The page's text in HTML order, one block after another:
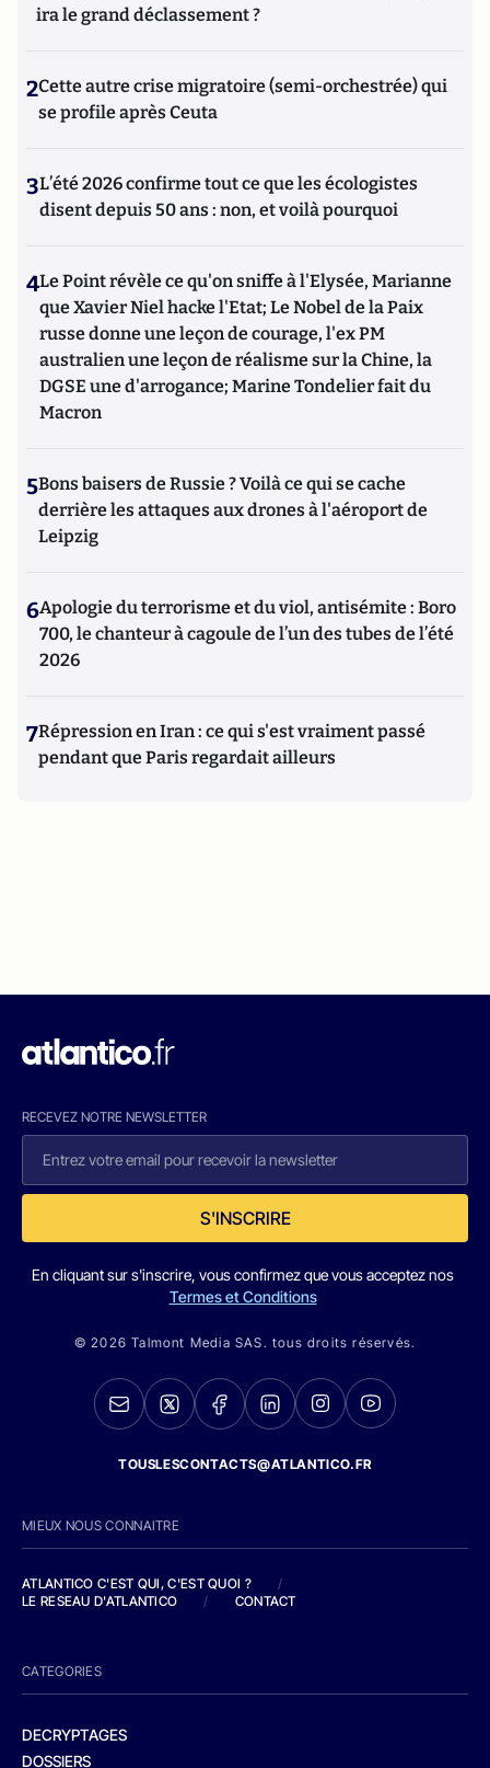
ira le grand déclassement ?
2Cette autre crise migratoire (semi-orchestrée) qui
se profile après Ceuta
3L’été 2026 confirme tout ce que les écologistes
disent depuis 50 ans : non, et voilà pourquoi
4Le Point révèle ce qu'on sniffe à l'Elysée, Marianne
que Xavier Niel hacke l'Etat; Le Nobel de la Paix
russe donne une leçon de courage, l'ex PM
australien une leçon de réalisme sur la Chine, la
DGSE une d'arrogance; Marine Tondelier fait du
Macron
5Bons baisers de Russie ? Voilà ce qui se cache
derrière les attaques aux drones à l'aéroport de
Leipzig
6Apologie du terrorisme et du viol, antisémite : Boro
700, le chanteur à cagoule de l’un des tubes de l’été
2026
7Répression en Iran : ce qui s'est vraiment passé
pendant que Paris regardait ailleurs
RECEVEZ NOTRE NEWSLETTER
S'INSCRIRE
En cliquant sur s'inscrire, vous confirmez que vous acceptez nos
Termes et Conditions
© 2026 Talmont Media SAS. tous droits réservés.
TOUSLESCONTACTS@ATLANTICO.FR
MIEUX NOUS CONNAITRE
ATLANTICO C'EST QUI, C'EST QUOI ?
/
LE RESEAU D'ATLANTICO
/ CONTACT
CATEGORIES
DECRYPTAGES
DOSSIERS